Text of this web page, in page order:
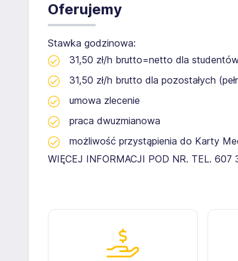
Oferujemy
Stawka godzinowa:
31,50 zł/h brutto=netto dla
31,50 zł/h brutto dla pozostałych
umowa zlecenie
praca dwuzmianowa
możliwość przystąpienia do Karty
WIĘCEJ INFORMACJI POD NR. TEL.